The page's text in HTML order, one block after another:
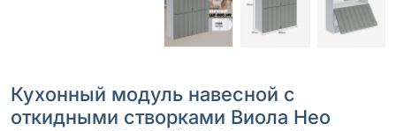
Кухонный модуль навесной с
откидными створками Виола Нео